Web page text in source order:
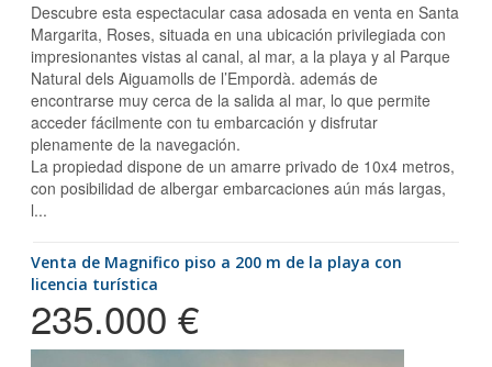
Descubre esta espectacular casa adosada en venta en Santa
Margarita, Roses, situada en una ubicación privilegiada con
impresionantes vistas al canal, al mar, a la playa y al Parque
Natural dels Aiguamolls de l’Empordà. además de
encontrarse muy cerca de la salida al mar, lo que permite
acceder fácilmente con tu embarcación y disfrutar
plenamente de la navegación.
La propiedad dispone de un amarre privado de 10x4 metros,
con posibilidad de albergar embarcaciones aún más largas,
l...
Venta de Magnifico piso a 200 m de la playa con
licencia turística
235.000 €